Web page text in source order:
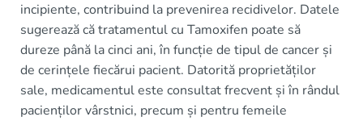
incipiente, contribuind la prevenirea recidivelor. Datele
sugerează că tratamentul cu Tamoxifen poate să
dureze până la cinci ani, în funcție de tipul de cancer și
de cerințele fiecărui pacient. Datorită proprietăților
sale, medicamentul este consultat frecvent și în rândul
pacienților vârstnici, precum și pentru femeile